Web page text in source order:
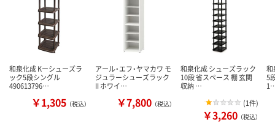
和泉化成 Kーシューズラ
ック5段シングル
490613796…
￥1,305 （税込）
アール・エフ・ヤマカワ モ
ジュラーシューズラック
II ホワイ…
￥7,800 （税込）
和泉化成 シューズラック
10段 省スペース 棚 玄関
収納 …
(1件)
￥3,260 （税込）
和
5